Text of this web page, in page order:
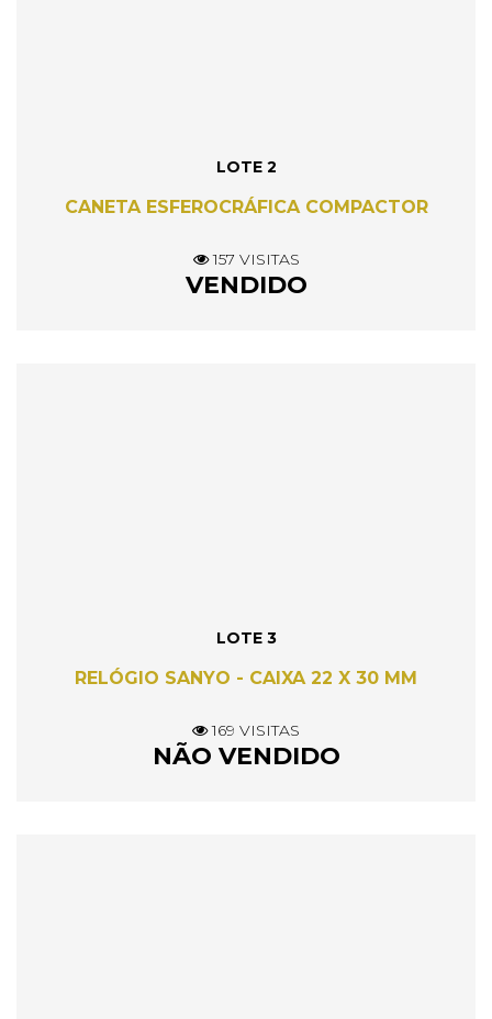
LOTE 2
CANETA ESFEROCRÁFICA COMPACTOR
157 VISITAS
VENDIDO
LOTE 3
RELÓGIO SANYO - CAIXA 22 X 30 MM
169 VISITAS
NÃO VENDIDO